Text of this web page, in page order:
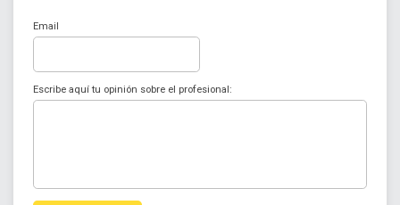
Email
Escribe aquí tu opinión sobre el profesional: